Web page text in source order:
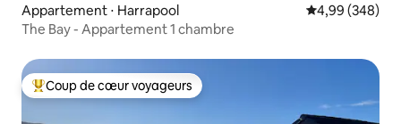
Appartement ⋅ Harrapool Évaluation
4,99 (348)
The Bay - Appartement 1 chambre
Coups de cœur voyageurs les plus appréciés
Coup de cœur voyageurs